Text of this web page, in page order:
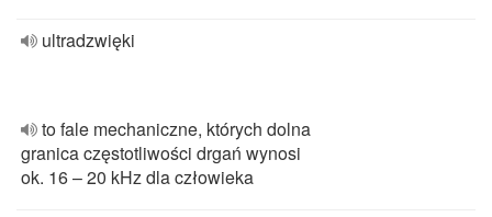
ultradzwięki
to fale mechaniczne, których dolna
granica częstotliwości drgań wynosi
ok. 16 – 20 kHz dla człowieka